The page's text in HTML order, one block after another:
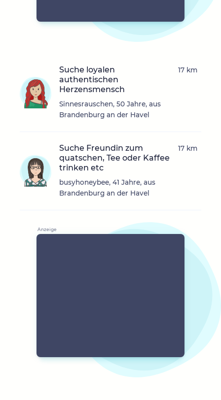
Suche loyalen
authentischen
Herzensmensch
Sinnesrauschen, 50 Jahre, aus
Brandenburg an der Havel
17 km
Suche Freundin zum
quatschen, Tee oder Kaffee
trinken etc
busyhoneybee, 41 Jahre, aus
Brandenburg an der Havel
17 km